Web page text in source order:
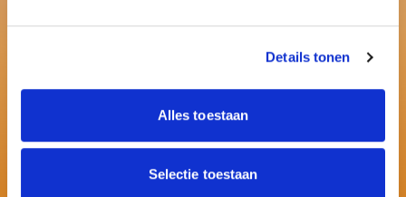
Details tonen
Alles toestaan
Selectie toestaan